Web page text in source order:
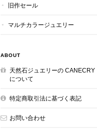
旧作セール
マルチカラージュエリー
ABOUT
天然石ジュエリーの CANECRY
について
特定商取引法に基づく表記
お問い合わせ